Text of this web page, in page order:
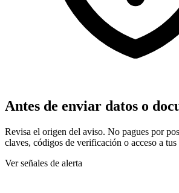
Antes de enviar datos o
Revisa el origen del aviso. No pagues por
claves, códigos de verificación o acceso a tus
Ver señales de alerta